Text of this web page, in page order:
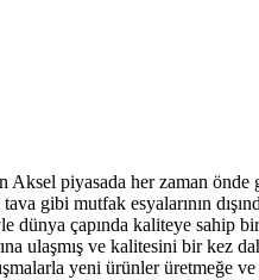
piyasada her zaman önde
gibi mutfak esyalarının
çapında kaliteye sahip
ulaşmış ve kalitesini bir kez
yeni ürünler üretmeğe